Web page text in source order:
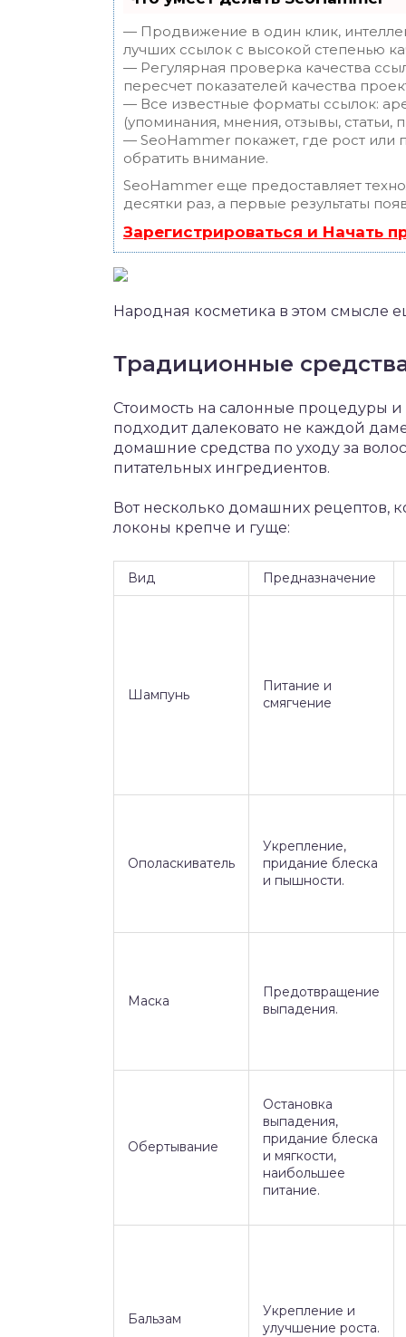
— Продвижение в один клик,
лучших ссылок с высокой степенью
— Регулярная проверка качества
пересчет показателей качества
— Все известные форматы ссылок:
(упоминания, мнения, отзывы, статьи,
— SeoHammer покажет, где рост или
обратить внимание.
SeoHammer еще предоставляет
десятки раз, а первые результаты
Зарегистрироваться и Начать
Народная косметика в этом смысле
Традиционные
Стоимость на салонные процедуры
подходит далековато не каждой
домашние средства по уходу за
питательных ингредиентов.
Вот несколько домашних рецептов,
локоны крепче и гуще:
Вид Предназначение
Шампунь
Питание и
смягчение
Ополаскиватель
Укрепление,
придание блеска
и пышности.
Маска
Предотвращение
выпадения.
Обертывание
Остановка
выпадения,
придание блеска
и мягкости,
наибольшее
питание.
Бальзам
Укрепление и
улучшение роста.